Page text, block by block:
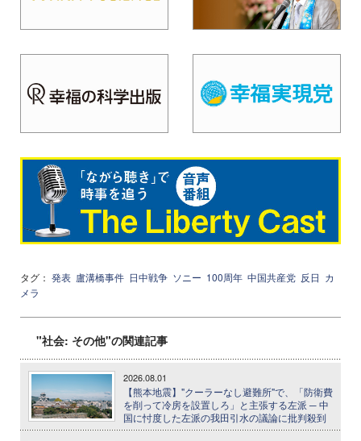
タグ： 発表 盧溝橋事件 日中戦争 ソニー 100周年 中国共産党 反日 カ
メラ
"社会: その他"の関連記事
2026.08.01
【熊本地震】"クーラーなし避難所"で、「防衛費
を削って冷房を設置しろ」と主張する左派 ─ 中
国に忖度した左派の我田引水の議論に批判殺到